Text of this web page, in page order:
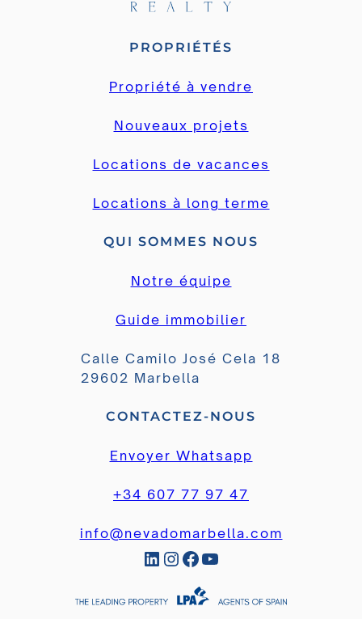
PROPRIÉTÉS
Propriété à vendre
Nouveaux projets
Locations de vacances
Locations à long terme
QUI SOMMES NOUS
Notre équipe
Guide immobilier
Calle Camilo José Cela 18
29602 Marbella
CONTACTEZ-NOUS
Envoyer Whatsapp
+34 607 77 97 47
info@nevadomarbella.com
LinkedIn InstagramFacebook YouTube